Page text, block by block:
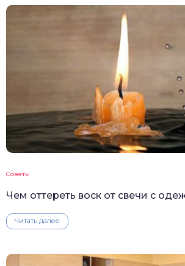
Советы
Чем оттереть воск от свечи с
Читать далее